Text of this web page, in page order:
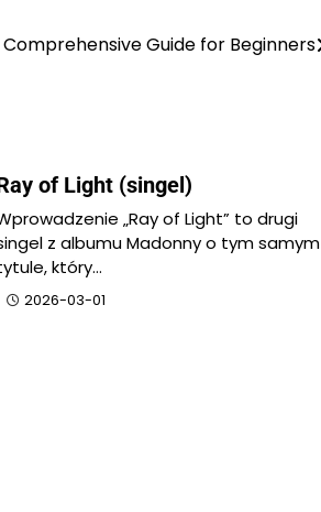
Comprehensive Guide for Beginners
of Light (singel)
„Ray of Light” to drugi
z albumu Madonny o tym samym
który…
2026-03-01